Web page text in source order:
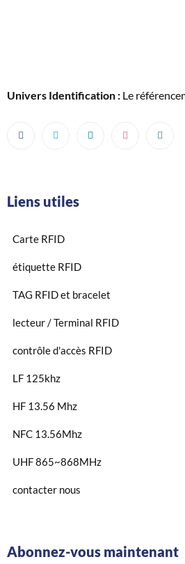
Univers Identification : Le
Liens utiles
Carte RFID
étiquette RFID
TAG RFID et bracelet
lecteur / Terminal RFID
contrôle d'accès RFID
LF 125khz
HF 13.56 Mhz
NFC 13.56Mhz
UHF 865~868MHz
contacter nous
Abonnez-vous maintenant